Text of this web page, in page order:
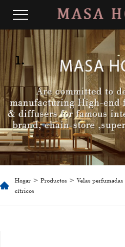
1.
Hogar > Productos > Velas perfumadas
cítricos